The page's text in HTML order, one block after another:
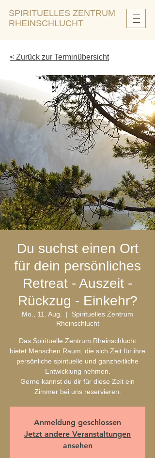
SPIRITUELLES ZENTRUM
RHEINSCHLUCHT
< Zurück zur Terminübersicht
Du suchst einen Ort
für dein persönliches
Retreat - Auszeit -
Rückzug - Einkehr?
Mo., 11. Aug.
  |
Spirituelles Zentrum
Rheinschlucht
Das Spirituelle Zentrum Rheinschlucht
bietet Menschen Raum, die sich Zeit für ihre
persönliche spirituelle und ganzheitliche
Entwicklung nehmen.
Gerne kannst du dir für diese Zeit ein
Zimmer bei uns reservieren.
Anmeldung geschlossen
Jetzt andere Veranstaltungen
ansehen